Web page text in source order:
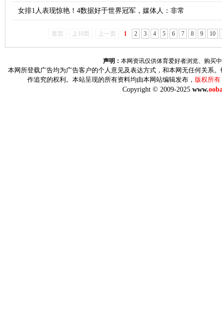
女排1人表现惊艳！4数据好于世界冠军，媒体人：非常
首页 上10页 上一页 1 2 3 4 5 6 7 8 9 10
声明： 本网资讯仅供体育爱好者浏览、购买
本网所登载广告均为广告客户的个人意见及表达方式，和本网无任何关系
作追究的权利。本站呈现的所有资料均由本网站编辑发布， 版权所有
Copyright © 2009-2025 www.